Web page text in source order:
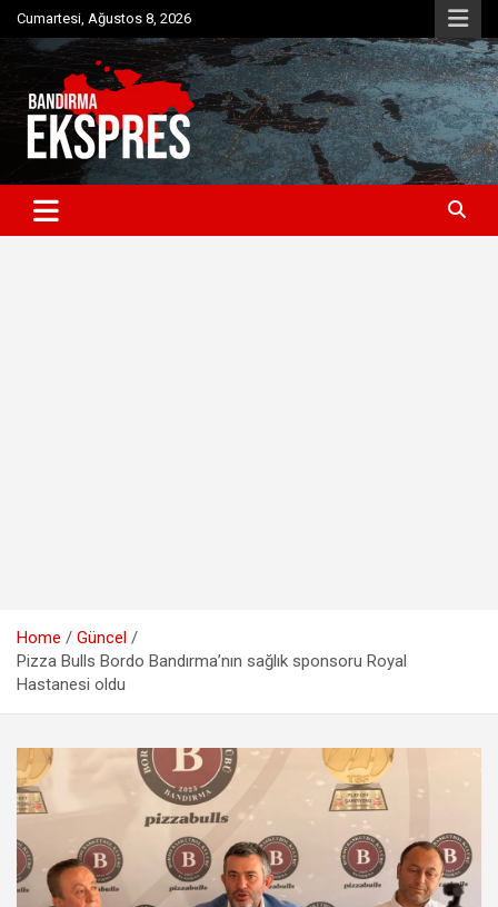
Skip
to
content
Cumartesi, Ağustos 8, 2026
Bandırma Ekspres
Bandırma'dan güncel haberler
Home
Güncel
Pizza Bulls Bordo Bandırma’nın sağlık sponsoru Royal
Hastanesi oldu